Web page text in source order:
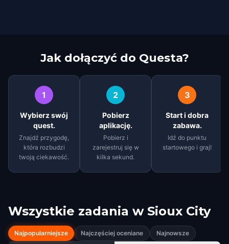
Jak dołączyć do Questa?
1
Wybierz swój
quest.
Znajdź przygodę,
która rozbudzi
twoją ciekawość.
2
Pobierz
aplikację.
Pobierz i
zarejestruj się w
kilka sekund.
3
Start i dobra
zabawa.
Idź do punktu
startowego i graj!
Wszystkie zadania w Sioux City
Najpopularniejsze Najczęściej oceniane
Najnowsze